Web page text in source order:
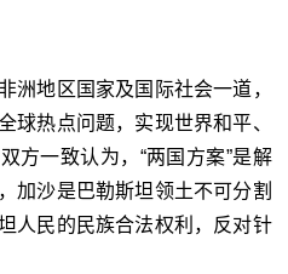
洲地区国家及国际社会一道，
球热点问题，实现世界和平、
方一致认为，“两国方案”是解
加沙是巴勒斯坦领土不可分割
人民的民族合法权利，反对针